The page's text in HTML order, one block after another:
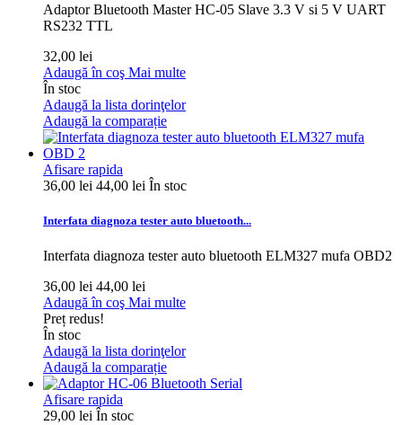
Adaptor Bluetooth Master HC-05 Slave 3.3 V si 5 V UART
RS232 TTL
32,00 lei
Adaugă în coş Mai multe
În stoc
Adaugă la lista dorinţelor
Adaugă la comparație
Afisare rapida
36,00 lei 44,00 lei În stoc
Interfata diagnoza tester auto bluetooth...
Interfata diagnoza tester auto bluetooth ELM327 mufa OBD2
36,00 lei 44,00 lei
Adaugă în coş Mai multe
Preț redus!
În stoc
Adaugă la lista dorinţelor
Adaugă la comparație
Afisare rapida
29,00 lei În stoc